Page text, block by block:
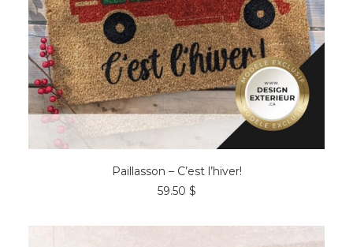
AJOUTER AU PANIER
Paillasson – C’est l’hiver!
59.50 $